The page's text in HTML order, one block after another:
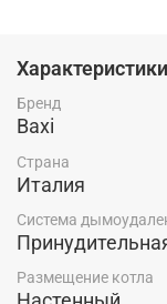
ГАЗОВАЯ СИСТЕМА
- Непрерывная
- Плавное
Характеристики
Бренд
Baxi
Страна
Италия
Система
Размещение котла